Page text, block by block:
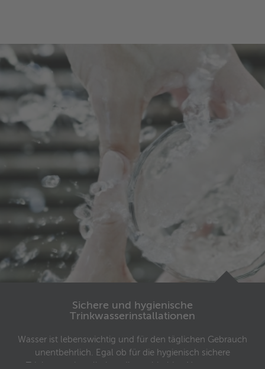
Sichere und hygienische
Trinkwasserinstallationen
Wasser ist lebenswichtig und für den täglichen Gebrauch
unentbehrlich. Egal ob für die hygienisch sichere